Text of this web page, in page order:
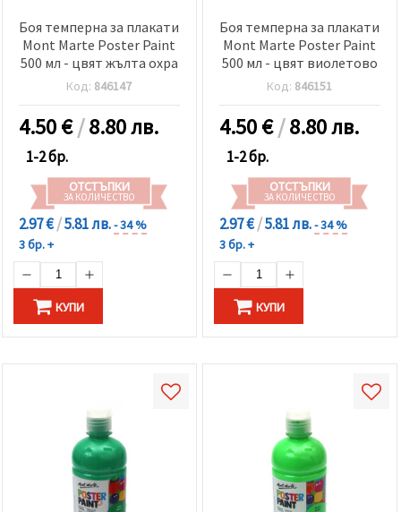
Боя темперна за плакати
Mont Marte Poster Paint
500 мл - цвят жълта охра
Код: 846147
4.50€/8.80 лв.
1-2 бр.
ОТСТЪПКИ
ЗА КОЛИЧЕСТВО
2.97 €/5.81 лв.- 34 %
3 бр. +
КУПИ
Боя темперна за плакати
Mont Marte Poster Paint
500 мл - цвят виолетово
Код: 846151
4.50€/8.80 лв.
1-2 бр.
ОТСТЪПКИ
ЗА КОЛИЧЕСТВО
2.97 €/5.81 лв.- 34 %
3 бр. +
КУПИ